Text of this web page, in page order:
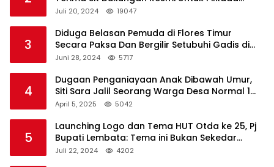
Lembata
Juli 20, 2024 19047
3
Diduga Belasan Pemuda di Flores Timur
Secara Paksa Dan Bergilir Setubuhi Gadis di
Bawah Umur
Juni 28, 2024 5717
4
Dugaan Penganiayaan Anak Dibawah Umur,
Siti Sara Jalil Seorang Warga Desa Normal 1
Melapor ke Polisi
April 5, 2025 5042
5
Launching Logo dan Tema HUT Otda ke 25, Pj
Bupati Lembata: Tema ini Bukan Sekedar
Refleksi Semalam
Juli 22, 2024 4202